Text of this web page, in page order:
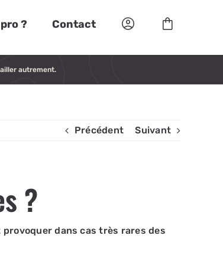
? Contact
autrement.
Précédent Suivant
?
provoquer dans cas très rares des